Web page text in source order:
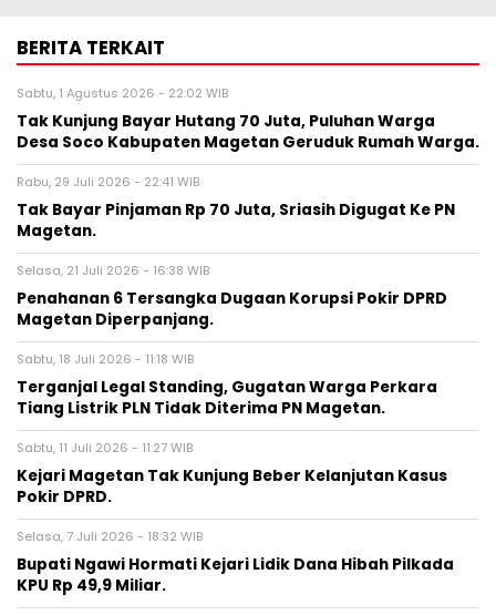
BERITA TERKAIT
Sabtu, 1 Agustus 2026 - 22:02 WIB
Tak Kunjung Bayar Hutang 70 Juta, Puluhan Warga
Desa Soco Kabupaten Magetan Geruduk Rumah Warga.
Rabu, 29 Juli 2026 - 22:41 WIB
Tak Bayar Pinjaman Rp 70 Juta, Sriasih Digugat Ke PN
Magetan.
Selasa, 21 Juli 2026 - 16:38 WIB
Penahanan 6 Tersangka Dugaan Korupsi Pokir DPRD
Magetan Diperpanjang.
Sabtu, 18 Juli 2026 - 11:18 WIB
Terganjal Legal Standing, Gugatan Warga Perkara
Tiang Listrik PLN Tidak Diterima PN Magetan.
Sabtu, 11 Juli 2026 - 11:27 WIB
Kejari Magetan Tak Kunjung Beber Kelanjutan Kasus
Pokir DPRD.
Selasa, 7 Juli 2026 - 18:32 WIB
Bupati Ngawi Hormati Kejari Lidik Dana Hibah Pilkada
KPU Rp 49,9 Miliar.